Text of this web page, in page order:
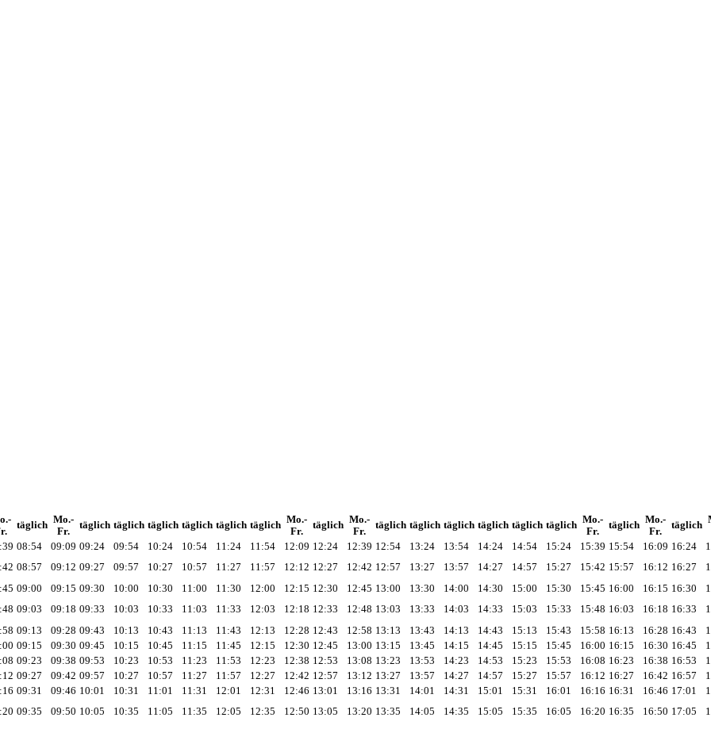
täglich Mo.-
Fr.
täglich täglich täglich täglich täglich täglich Mo.-
Fr.
täglich Mo.-
Fr.
täglich täglich täglich täglich täglich täglich Mo.-
Fr.
täglich Mo.-
Fr.
täglich
08:54 09:09 09:24 09:54 10:24 10:54 11:24 11:54 12:09 12:24 12:39 12:54 13:24 13:54 14:24 14:54 15:24 15:39 15:54 16:09 16:24
08:57 09:12 09:27 09:57 10:27 10:57 11:27 11:57 12:12 12:27 12:42 12:57 13:27 13:57 14:27 14:57 15:27 15:42 15:57 16:12 16:27
09:00 09:15 09:30 10:00 10:30 11:00 11:30 12:00 12:15 12:30 12:45 13:00 13:30 14:00 14:30 15:00 15:30 15:45 16:00 16:15 16:30
09:03 09:18 09:33 10:03 10:33 11:03 11:33 12:03 12:18 12:33 12:48 13:03 13:33 14:03 14:33 15:03 15:33 15:48 16:03 16:18 16:33
09:13 09:28 09:43 10:13 10:43 11:13 11:43 12:13 12:28 12:43 12:58 13:13 13:43 14:13 14:43 15:13 15:43 15:58 16:13 16:28 16:43
09:15 09:30 09:45 10:15 10:45 11:15 11:45 12:15 12:30 12:45 13:00 13:15 13:45 14:15 14:45 15:15 15:45 16:00 16:15 16:30 16:45
09:23 09:38 09:53 10:23 10:53 11:23 11:53 12:23 12:38 12:53 13:08 13:23 13:53 14:23 14:53 15:23 15:53 16:08 16:23 16:38 16:53
09:27 09:42 09:57 10:27 10:57 11:27 11:57 12:27 12:42 12:57 13:12 13:27 13:57 14:27 14:57 15:27 15:57 16:12 16:27 16:42 16:57
09:31 09:46 10:01 10:31 11:01 11:31 12:01 12:31 12:46 13:01 13:16 13:31 14:01 14:31 15:01 15:31 16:01 16:16 16:31 16:46 17:01
09:35 09:50 10:05 10:35 11:05 11:35 12:05 12:35 12:50 13:05 13:20 13:35 14:05 14:35 15:05 15:35 16:05 16:20 16:35 16:50 17:05